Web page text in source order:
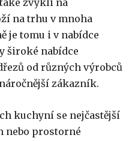
zvykli na
na trhu v mnoha
je tomu i v nabídce
široké nabídce
od různých výrobců
zákazník.
kuchyní se nejčastější
nebo prostorné